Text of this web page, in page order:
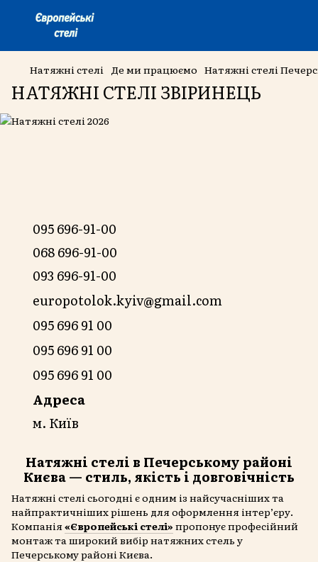
Натяжні стелі Де ми працюємо Натяжні стелі
НАТЯЖНІ СТЕЛІ ЗВІРИНЕЦЬ
095 696-91-00
068 696-91-00
093 696-91-00
europotolok.kyiv@gmail.com
095 696 91 00
095 696 91 00
095 696 91 00
Адреса
м. Київ
Натяжні стелі в Печерському районі
Києва — стиль, якість і довговічність
Натяжні стелі сьогодні є одним із найсучасніших та
найпрактичніших рішень для оформлення інтер’єру.
Компанія«Європейські стелі» пропонує професійний
монтаж та широкий вибір натяжних стель у
Печерському районі Києва.